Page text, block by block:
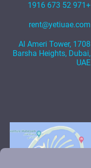
+971 52 673 1916
rent@yetiuae.com
1708 Al Ameri Tower,
Barsha Heights, Dubai,
UAE